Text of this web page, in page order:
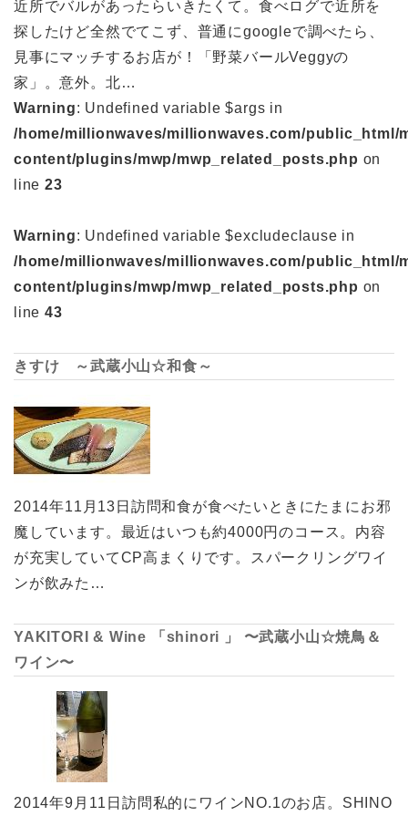
近所でバルがあったらいきたくて。食べログで近所を
探したけど全然でてこず、普通にgoogleで調べたら、
見事にマッチするお店が！「野菜バールVeggyの
家」。意外。北…
Warning: Undefined variable $args in
/home/millionwaves/millionwaves.com/public_html/
content/plugins/mwp/mwp_related_posts.php on
line 23
Warning: Undefined variable $excludeclause in
/home/millionwaves/millionwaves.com/public_html/
content/plugins/mwp/mwp_related_posts.php on
line 43
きすけ ～武蔵小山☆和食～
2014年11月13日訪問和食が食べたいときにたまにお邪
魔しています。最近はいつも約4000円のコース。内容
が充実していてCP高まくりです。スパークリングワイ
ンが飲みた…
YAKITORI & Wine 「shinori 」 〜武蔵小山☆焼鳥＆
ワイン〜
2014年9月11日訪問私的にワインNO.1のお店。SHINO